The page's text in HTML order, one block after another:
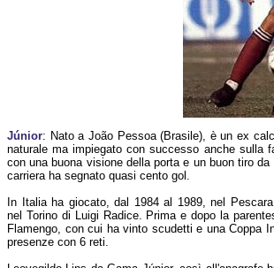
Júnior: Nato a João Pessoa (Brasile), è un ex
naturale ma impiegato con successo anche sulla
con una buona visione della porta e un buon tiro
carriera ha segnato quasi cento gol.
In Italia ha giocato, dal 1984 al 1989, nel
nel Torino di Luigi Radice. Prima e dopo la
Flamengo, con cui ha vinto scudetti e una Coppa
presenze con 6 reti.